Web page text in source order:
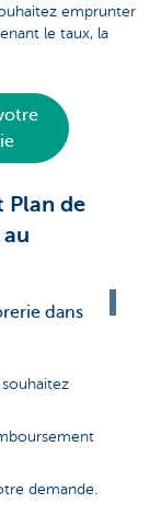
emprunter
le taux, la
Plan de
dans
demande.